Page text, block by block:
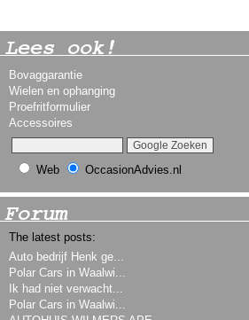
Lees ook!
Bovaggarantie
Wielen en ophanging
Proefritformulier
Accessoires
Web OccasionAdvies.nl
Forum
The latest posts:
Auto bedrijf Henk ge...
Polar Cars in Waalwi...
Ik had niet verwacht...
Polar Cars in Waalwi...